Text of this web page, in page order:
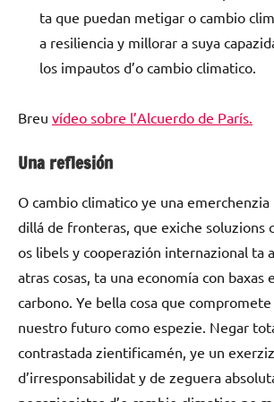
ta que puedan metigar o cambio
a resiliencia y millorar a suya
los impautos d’o cambio climatico.
Breu vídeo sobre l’Alcuerdo de París.
Una reflesión
O cambio climatico ye una
dillá de fronteras, que exiche soluzions
os libels y cooperazión internazional ta
atras cosas, ta una economía con baxas
carbono. Ye bella cosa que
nuestro futuro como espezie. Negar
contrastada zientificamén, ye un
d’irresponsabilidat y de zeguera